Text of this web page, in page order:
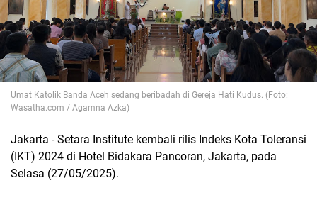
Umat Katolik Banda Aceh sedang beribadah di Gereja Hati Kudus. (Foto:
Wasatha.com / Agamna Azka)
Jakarta - Setara Institute kembali rilis Indeks Kota Toleransi
(IKT) 2024 di Hotel Bidakara Pancoran, Jakarta, pada
Selasa (27/05/2025).